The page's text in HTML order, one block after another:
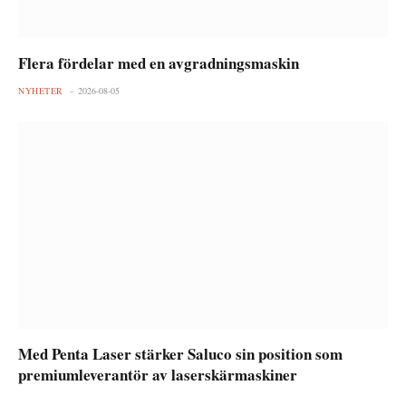
Flera fördelar med en avgradningsmaskin
NYHETER 2026-08-05
Med Penta Laser stärker Saluco sin position som
premiumleverantör av laserskärmaskiner